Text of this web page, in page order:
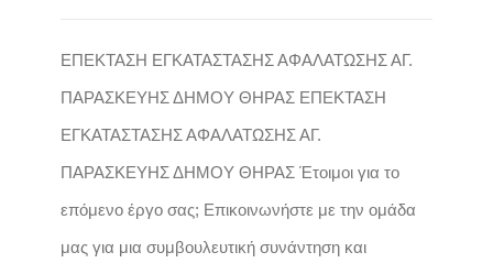
ΕΠΕΚΤΑΣΗ ΕΓΚΑΤΑΣΤΑΣΗΣ ΑΦΑΛΑΤΩΣΗΣ ΑΓ.
ΠΑΡΑΣΚΕΥΗΣ ΔΗΜΟΥ ΘΗΡΑΣ ΕΠΕΚΤΑΣΗ
ΕΓΚΑΤΑΣΤΑΣΗΣ ΑΦΑΛΑΤΩΣΗΣ ΑΓ.
ΠΑΡΑΣΚΕΥΗΣ ΔΗΜΟΥ ΘΗΡΑΣ Έτοιμοι για το
επόμενο έργο σας; Επικοινωνήστε με την ομάδα
μας για μια συμβουλευτική συνάντηση και